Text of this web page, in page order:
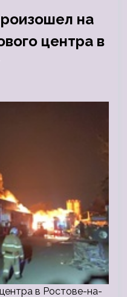
на
центра в
в Ростове-на-